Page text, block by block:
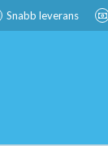
Snabb leverans